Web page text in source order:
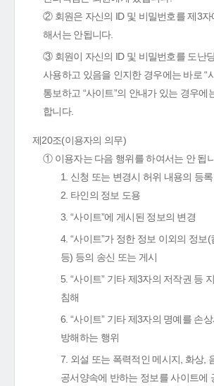
② 회원은 자신의 ID 및 비밀번호를 제3자
해서는 안됩니다.
③ 회원이 자신의 ID 및 비밀번호를 도난
사용하고 있음을 인지한 경우에는 바로 “
통보하고 “사이트”의 안내가 있는 경우에
합니다.
제20조(이용자의 의무)
① 이용자는 다음 행위를 하여서는 안 됩
1. 신청 또는 변경시 허위 내용의 등록
2. 타인의 정보 도용
3. “사이트”에 게시된 정보의 변경
4. “사이트”가 정한 정보 이외의 정보
등) 등의 송신 또는 게시
5. “사이트” 기타 제3자의 저작권 등
침해
6. “사이트” 기타 제3자의 명예를 손
방해하는 행위
7. 외설 또는 폭력적인 메시지, 화상,
공서양속에 반하는 정보를 사이트에